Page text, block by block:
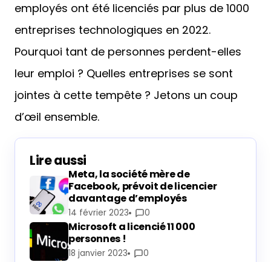
employés ont été licenciés par plus de 1000
entreprises technologiques en 2022.
Pourquoi tant de personnes perdent-elles
leur emploi ? Quelles entreprises se sont
jointes à cette tempête ? Jetons un coup
d’œil ensemble.
Lire aussi
Meta, la société mère de
Facebook, prévoit de licencier
davantage d’employés
14 février 2023 0
Microsoft a licencié 11 000
personnes !
18 janvier 2023 0